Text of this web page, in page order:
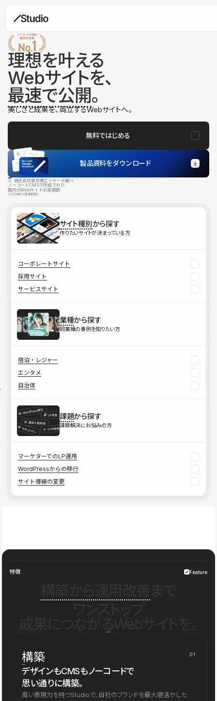
理想を叶える
Webサイトを、
最速で公開。
美しさと成果を、両立するWebサイトへ。
無料ではじめる
製品資料をダウンロード
※ 株式会社東京商工リサーチ調べ
ノーコードCMSで作成された
国内のWebサイトの実績数
（2025年12月末時点）
サイト種別から探す
作りたいサイトが決まっている方
コーポレートサイト
採用サイト
サービスサイト
業種から探す
同業種の事例を知りたい方
宿泊・レジャー
エンタメ
自治体
課題から探す
課題解決にお悩みの方
マーケターでのLP運用
WordPressからの移行
サイト導線の変更
特徴 Feature
構築 01
デザインもCMSもノーコードで
思い通りに構築。
高い表現力を持つStudioで、自社のブランドを最大限活かした